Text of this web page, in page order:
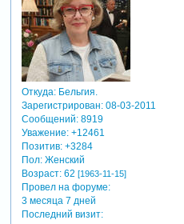
Откуда:Бельгия.
Зарегистрирован: 08-03-2011
Сообщений:8919
Уважение: +12461
Позитив: +3284
Пол:Женский
Возраст:62 [1963-11-15]
Провел на форуме:
3 месяца 7 дней
Последний визит: